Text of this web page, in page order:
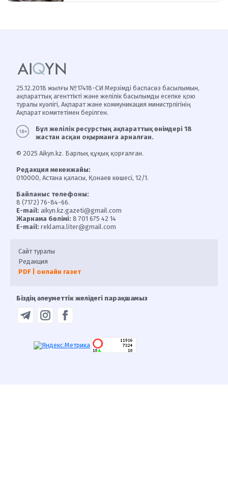
25.12.2018 жылғы №17418-СИ Мерзімді баспасөз басылымын,
ақпараттық агенттікті және желілік басылымды есепке қою
туралы куәлігі, Ақпарат және коммуникация министрлігінің
Ақпарат комитетімен берілген.
Бұл желілік ресурстың ақпараттық өнімдері 18
жастан асқан оқырманға арналған.
© 2025 Aikyn.kz. Барлық құқық қорғалған.
Редакция мекенжайы:
010000, Астана қаласы, Қонаев көшесі, 12/1.
Байланыс телефоны:
8 (7172) 76-84-66.
E-mail: aikyn.kz.gazeti@gmail.com
Жарнама бөлімі: 8 701 675 42 14
E-mail: reklama.liter@gmail.com
Сайт туралы
Редакция
PDF | онлайн газет
Біздің әлеуметтік желідегі парақшамыз